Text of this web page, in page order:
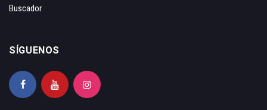
Buscador
SÍGUENOS